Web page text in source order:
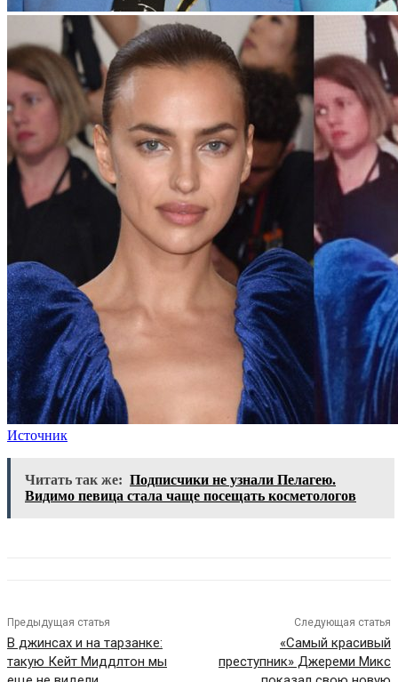
Источник
Читать так же: Подписчики не узнали Пелагею.
Видимо певица стала чаще посещать косметологов
Предыдущая статья
В джинсах и на тарзанке:
такую Кейт Миддлтон мы
Следующая статья
«Самый красивый
преступник» Джереми Микс